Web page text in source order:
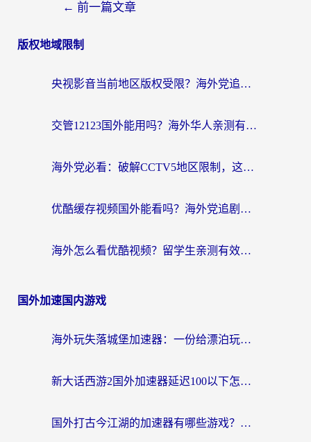
← 前一篇文章
版权地域限制
央视影音当前地区版权受限？海外党追剧看片的终极解决方案来了
交管12123国外能用吗？海外华人亲测有效的回国加速器选择指南
海外党必看：破解CCTV5地区限制，这样看欧洲杯奥运直播才够爽！
优酷缓存视频国外能看吗？海外党追剧看片的终极解决方案来了
海外怎么看优酷视频？留学生亲测有效的回国加速器选择指南
国外加速国内游戏
海外玩失落城堡加速器：一份给漂泊玩家的网络自救指南
新大话西游2国外加速器延迟100以下怎么办？海外党实测有效的低延迟指南
国外打古今江湖的加速器有哪些游戏？一个海外玩家的终极选择指南